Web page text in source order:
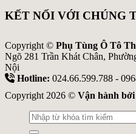
KẾT NỐI VỚI CHÚNG
Copyright © Phụ Tùng Ô Tô
Ngõ 281 Trần Khát Chân,
Nội
Hotline: 024.66.599.788 -
Copyright 2026 © Vận hành bởi